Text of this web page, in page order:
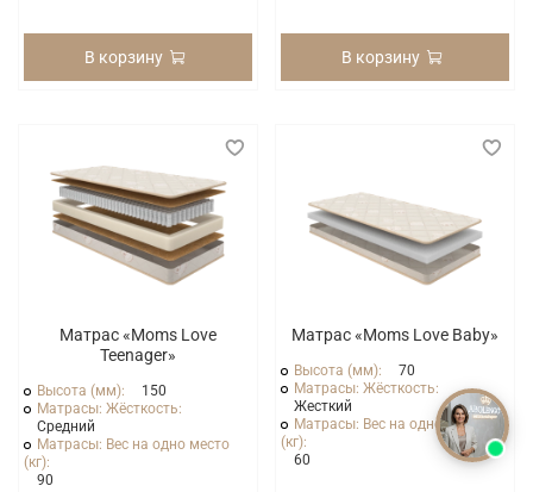
В корзину В корзину
Матрас «Moms Love
Teenager»
Высота (мм):
150
Матрасы: Жёсткость:
Средний
Матрасы: Вес на одно место
(кг):
90
Матрас «Moms Love Baby»
Высота (мм):
70
Матрасы: Жёсткость:
Жесткий
Матрасы: Вес на одно место
(кг):
60